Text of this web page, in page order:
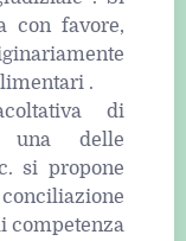
con favore,
.
di
una delle
si propone
competenza